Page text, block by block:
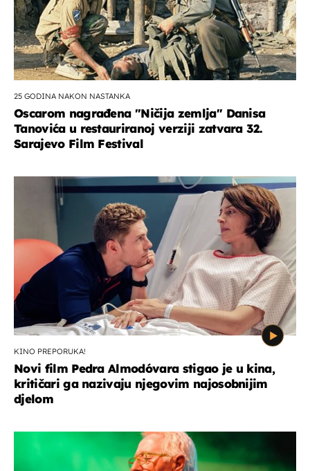
25 GODINA NAKON NASTANKA
Oscarom nagrađena ''Ničija zemlja'' Danisa
Tanovića u restauriranoj verziji zatvara 32.
Sarajevo Film Festival
KINO PREPORUKA!
Novi film Pedra Almodóvara stigao je u kina,
kritičari ga nazivaju njegovim najosobnijim
djelom